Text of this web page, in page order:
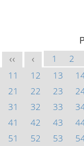
<< < 1 2
11
12 13
21
22 23
31
32 33
41
42 43
51
52 53